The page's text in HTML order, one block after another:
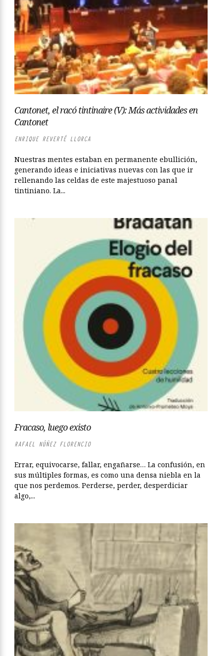
Cantonet, el racó tintinaire (V): Más actividades en
Cantonet
ENRIQUE REVERTÉ LLORCA
Nuestras mentes estaban en permanente ebullición,
generando ideas e iniciativas nuevas con las que ir
rellenando las celdas de este majestuoso panal
tintiniano. La...
Fracaso, luego existo
RAFAEL NÚÑEZ FLORENCIO
Errar, equivocarse, fallar, engañarse… La confusión, en
sus múltiples formas, es como una densa niebla en la
que nos perdemos. Perderse, perder, desperdiciar
algo,...